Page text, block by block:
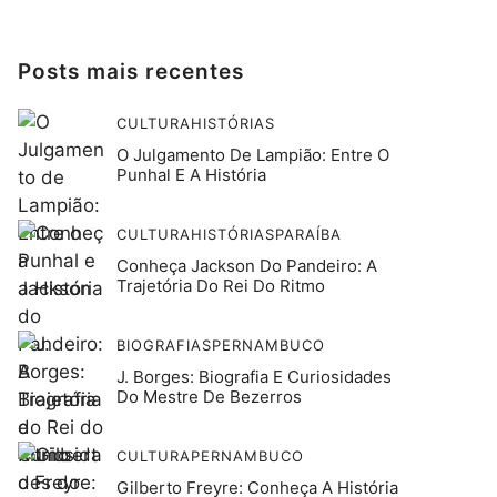
Posts mais recentes
CULTURAHISTÓRIAS
O Julgamento De Lampião: Entre O
Punhal E A História
CULTURAHISTÓRIASPARAÍBA
Conheça Jackson Do Pandeiro: A
Trajetória Do Rei Do Ritmo
BIOGRAFIASPERNAMBUCO
J. Borges: Biografia E Curiosidades
Do Mestre De Bezerros
CULTURAPERNAMBUCO
Gilberto Freyre: Conheça A História